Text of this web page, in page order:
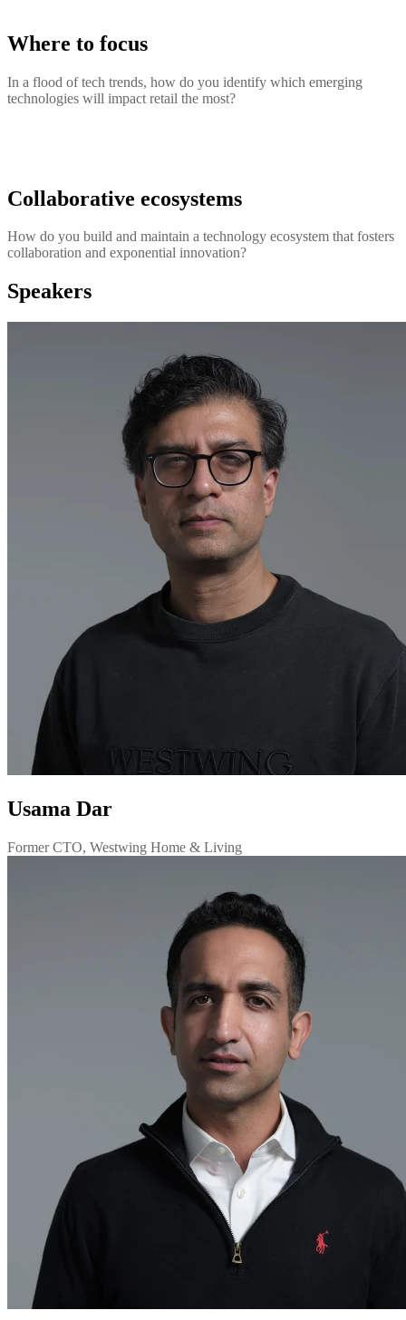
Where to focus
In a flood of tech trends, how do you identify which emerging
technologies will impact retail the most?
Collaborative ecosystems
How do you build and maintain a technology ecosystem that fosters
collaboration and exponential innovation?
Speakers
Usama Dar
Former CTO, Westwing Home & Living